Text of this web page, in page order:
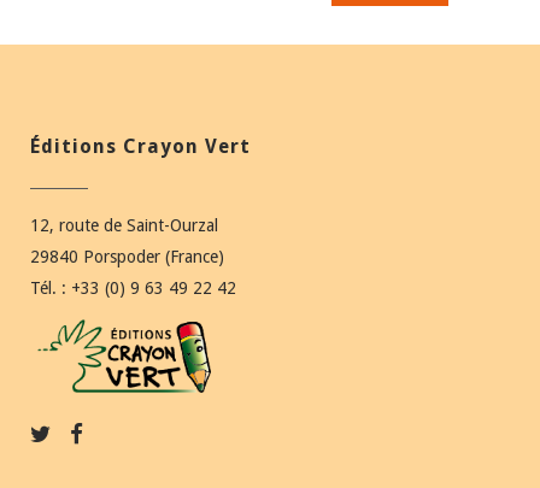
Éditions Crayon Vert
12, route de Saint-Ourzal
29840 Porspoder (France)
Tél. : +33 (0) 9 63 49 22 42